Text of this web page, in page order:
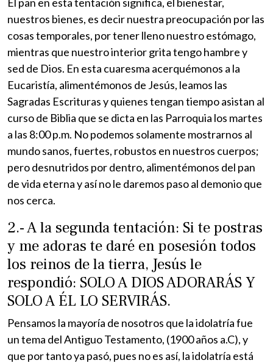
nuestros bienes, es decir nuestra preocupación por las
cosas temporales, por tener lleno nuestro estómago,
mientras que nuestro interior grita tengo hambre y
sed de Dios. En esta cuaresma acerquémonos a la
Eucaristía, alimentémonos de Jesús, leamos las
Sagradas Escrituras y quienes tengan tiempo asistan al
curso de Biblia que se dicta en las Parroquia los martes
a las 8:00 p.m. No podemos solamente mostrarnos al
mundo sanos, fuertes, robustos en nuestros cuerpos;
pero desnutridos por dentro, alimentémonos del pan
de vida eterna y así no le daremos paso al demonio que
nos cerca.
2.- A la segunda tentación: Si te postras
y me adoras te daré en posesión todos
los reinos de la tierra, Jesús le
respondió: SOLO A DIOS ADORARÁS Y
SOLO A ÉL LO SERVIRÁS.
Pensamos la mayoría de nosotros que la idolatría fue
un tema del Antiguo Testamento, (1900 años a.C), y
que por tanto ya pasó, pues no es así, la idolatría está